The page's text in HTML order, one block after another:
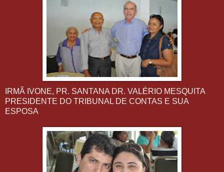
IRMÃ IVONE, PR. SANTANA DR. VALÉRIO MESQUITA
PRESIDENTE DO TRIBUNAL DE CONTAS E SUA
ESPOSA